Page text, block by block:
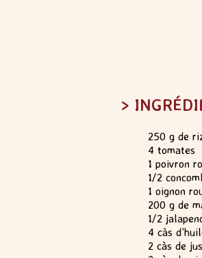
>
250 g de
4 tomates
1 poivron
1/2
1 oignon
200 g de
1/2
4 càs
2 càs de